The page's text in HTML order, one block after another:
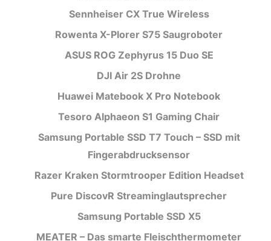
Sennheiser CX True Wireless
Rowenta X-Plorer S75 Saugroboter
ASUS ROG Zephyrus 15 Duo SE
DJI Air 2S Drohne
Huawei Matebook X Pro Notebook
Tesoro Alphaeon S1 Gaming Chair
Samsung Portable SSD T7 Touch – SSD mit
Fingerabdrucksensor
Razer Kraken Stormtrooper Edition Headset
Pure DiscovR Streaminglautsprecher
Samsung Portable SSD X5
MEATER – Das smarte Fleischthermometer